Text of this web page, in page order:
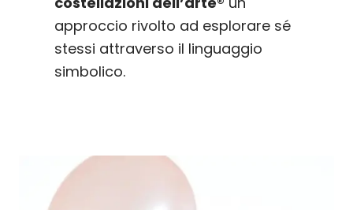
approccio rivolto ad esplorare sé
stessi attraverso il linguaggio
simbolico.